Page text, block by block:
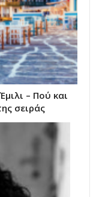
– Πού και
σειράς